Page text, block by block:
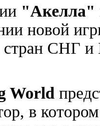
"Акелла"
новой
стран СНГ и
World
в